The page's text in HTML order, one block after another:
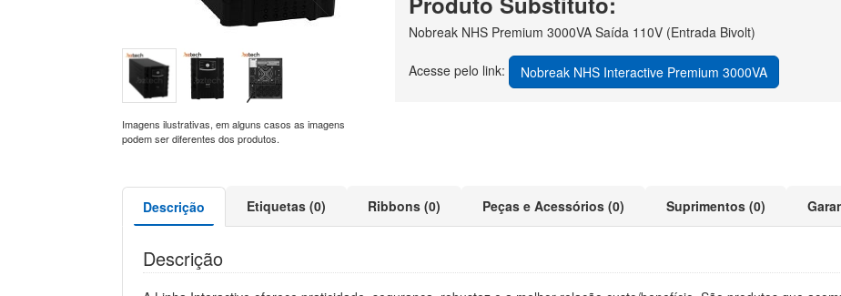
Imagens ilustrativas, em alguns casos as imagens
podem ser diferentes dos produtos.
Nobreak NHS Premium 3000VA Saída 110V (Entrada Bivolt)
Acesse pelo link: Nobreak NHS Interactive Premium 3000VA
Descrição Etiquetas (0) Ribbons (0) Peças e Acessórios (0) Suprimentos (0)
Descrição